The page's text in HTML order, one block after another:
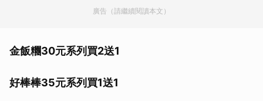
廣告（請繼續閱讀本文）
金飯糰30元系列買2送1
好棒棒35元系列買1送1